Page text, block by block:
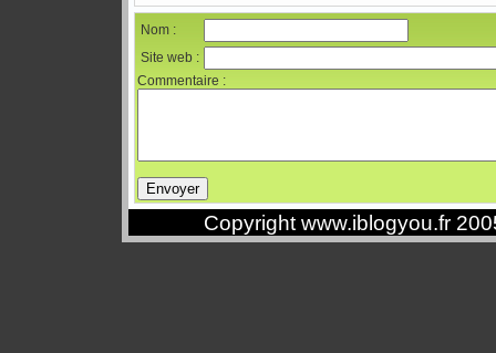
Nom :
Site web :
Commentaire :
Copyright www.iblogyou.fr